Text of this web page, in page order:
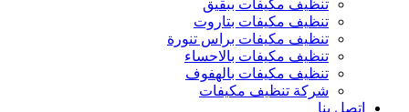
تنظيف مكيفات ببقيق
تنظيف مكيفات بتاروت
تنظيف مكيفات براس تنورة
تنظيف مكيفات بالاحساء
تنظيف مكيفات بالهفوف
شركة تنظيف مكيفات
اتصل بنا